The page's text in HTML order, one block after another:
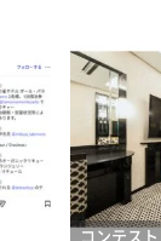
コンテスト